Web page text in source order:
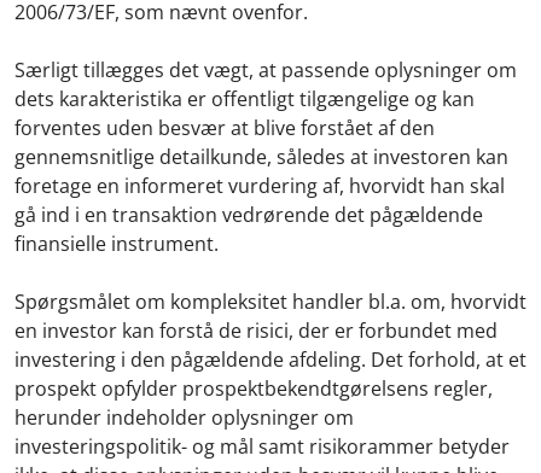
2006/73/EF, som nævnt ovenfor.
Særligt tillægges det vægt, at passende oplysninger om
dets karakteristika er offentligt tilgængelige og kan
forventes uden besvær at blive forstået af den
gennemsnitlige detailkunde, således at investoren kan
foretage en informeret vurdering af, hvorvidt han skal
gå ind i en transaktion vedrørende det pågældende
finansielle instrument.
Spørgsmålet om kompleksitet handler bl.a. om, hvorvidt
en investor kan forstå de risici, der er forbundet med
investering i den pågældende afdeling. Det forhold, at et
prospekt opfylder prospektbekendtgørelsens regler,
herunder indeholder oplysninger om
investeringspolitik- og mål samt risikorammer betyder